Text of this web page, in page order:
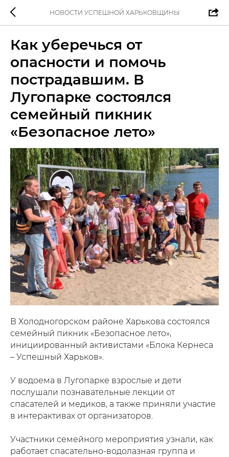
НОВОСТИ УСПЕШНОЙ ХАРЬКОВЩИНЫ
Как уберечься от
опасности и помочь
пострадавшим. В
Лугопарке состоялся
семейный пикник
«Безопасное лето»
В Холодногорском районе Харькова состоялся
семейный пикник «Безопасное лето»,
инициированный активистами «Блока Кернеса
– Успешный Харьков».
У водоема в Лугопарке взрослые и дети
послушали познавательные лекции от
спасателей и медиков, а также приняли участие
в интерактивах от организаторов.
Участники семейного мероприятия узнали, как
работает спасательно-водолазная группа и